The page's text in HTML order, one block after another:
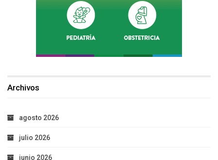
Archivos
agosto 2026
julio 2026
junio 2026